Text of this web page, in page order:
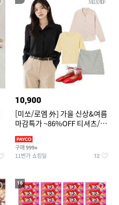
10,900
[미쏘/로엠 外] 가을 신상&여름
마감특가 ~86%OFF 티셔츠/슬
구매 999+
11번가 쇼킹딜 12
16